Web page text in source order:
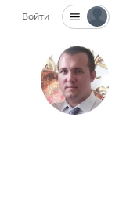
Войти